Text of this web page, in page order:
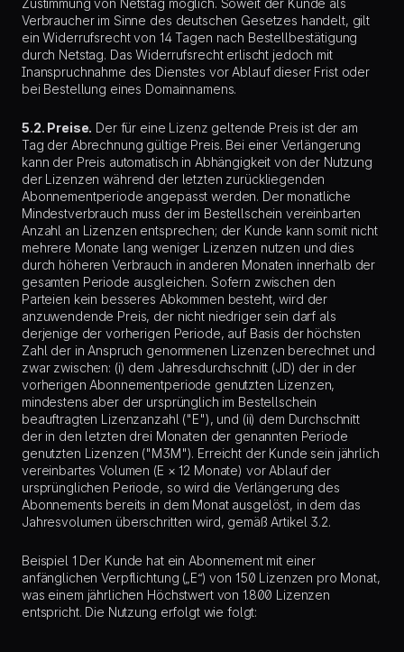
Zustimmung von Netstag möglich. Soweit der Kunde als
Verbraucher im Sinne des deutschen Gesetzes handelt, gilt
ein Widerrufsrecht von 14 Tagen nach Bestellbestätigung
durch Netstag. Das Widerrufsrecht erlischt jedoch mit
Inanspruchnahme des Dienstes vor Ablauf dieser Frist oder
bei Bestellung eines Domainnamens.
5.2. Preise. Der für eine Lizenz geltende Preis ist der am
Tag der Abrechnung gültige Preis. Bei einer Verlängerung
kann der Preis automatisch in Abhängigkeit von der Nutzung
der Lizenzen während der letzten zurückliegenden
Abonnementperiode angepasst werden. Der monatliche
Mindestverbrauch muss der im Bestellschein vereinbarten
Anzahl an Lizenzen entsprechen; der Kunde kann somit nicht
mehrere Monate lang weniger Lizenzen nutzen und dies
durch höheren Verbrauch in anderen Monaten innerhalb der
gesamten Periode ausgleichen. Sofern zwischen den
Parteien kein besseres Abkommen besteht, wird der
anzuwendende Preis, der nicht niedriger sein darf als
derjenige der vorherigen Periode, auf Basis der höchsten
Zahl der in Anspruch genommenen Lizenzen berechnet und
zwar zwischen: (i) dem Jahresdurchschnitt (JD) der in der
vorherigen Abonnementperiode genutzten Lizenzen,
mindestens aber der ursprünglich im Bestellschein
beauftragten Lizenzanzahl ("E"), und (ii) dem Durchschnitt
der in den letzten drei Monaten der genannten Periode
genutzten Lizenzen ("M3M"). Erreicht der Kunde sein jährlich
vereinbartes Volumen (E × 12 Monate) vor Ablauf der
ursprünglichen Periode, so wird die Verlängerung des
Abonnements bereits in dem Monat ausgelöst, in dem das
Jahresvolumen überschritten wird, gemäß Artikel 3.2.
Beispiel 1 Der Kunde hat ein Abonnement mit einer
anfänglichen Verpflichtung („E“) von 150 Lizenzen pro Monat,
was einem jährlichen Höchstwert von 1.800 Lizenzen
entspricht. Die Nutzung erfolgt wie folgt: